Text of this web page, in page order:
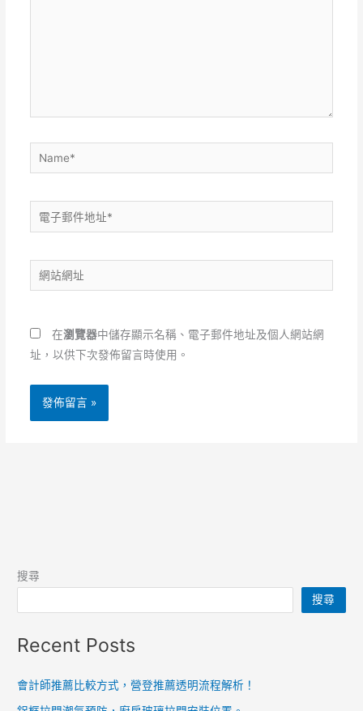
Name*
電
子
件
地
*
站
址
在瀏覽器中儲存顯示名稱、電子郵件地址及個人網站網
址，以供下次發佈留言時使用。
搜尋
搜尋
Recent Posts
會計師推薦比較方式，營登推薦透明流程解析！